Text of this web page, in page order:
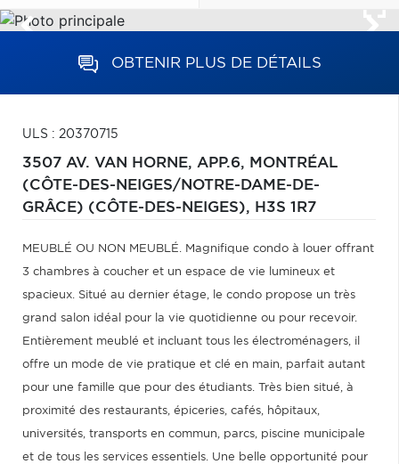
OBTENIR PLUS DE DÉTAILS
ULS : 20370715
3507 AV. VAN HORNE, APP.6, MONTRÉAL
(CÔTE-DES-NEIGES/NOTRE-DAME-DE-
GRÂCE) (CÔTE-DES-NEIGES), H3S 1R7
MEUBLÉ OU NON MEUBLÉ. Magnifique condo à louer offrant
3 chambres à coucher et un espace de vie lumineux et
spacieux. Situé au dernier étage, le condo propose un très
grand salon idéal pour la vie quotidienne ou pour recevoir.
Entièrement meublé et incluant tous les électroménagers, il
offre un mode de vie pratique et clé en main, parfait autant
pour une famille que pour des étudiants. Très bien situé, à
proximité des restaurants, épiceries, cafés, hôpitaux,
universités, transports en commun, parcs, piscine municipale
et de tous les services essentiels. Une belle opportunité pour